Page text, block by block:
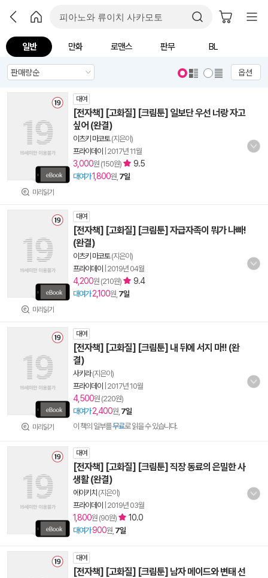
일반 만화 로맨스 판무 BL
옵션
미리읽기
대여
[전자책] [고화질] [크림툰] 일보단 우선 너랑 자고
싶어 (완결)
이츠키 마코토(지은이)
프라이데이
2017년 11월
3,000원 (150원) 9.5
대여가1,800원, 7일
미리읽기
대여
[전자책] [고화질] [크림툰] 자급자족이 뭐가 나빠!
(완결)
이츠키 마코토(지은이)
프라이데이
2019년 04월
4,200원 (210원) 9.4
대여가 2,100원, 7일
미리읽기
대여
[전자책] [고화질] [크림툰] 내 뒤에 서지 마!! (완
결)
사키라(지은이)
프라이데이
2017년 10월
4,500원 (220원)
대여가 2,400원, 7일
이 책의 일부를무료로 읽을 수 있습니다.
대여
[전자책] [고화질] [크림툰] 직장 동료의 은밀한 사
생활 (완결)
에이키치 (지은이)
프라이데이
2019년 03월
1,800원 (90원) 10.0
대여가900원, 7일
대여
[전자책] [고화질] [크림툰] 남자 메이드와 변태 선